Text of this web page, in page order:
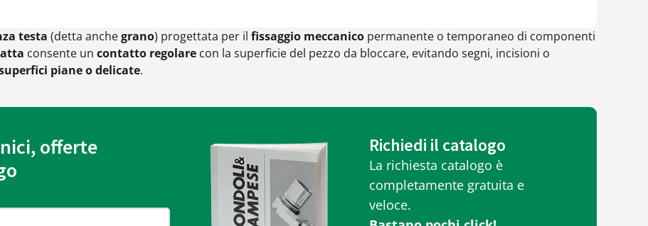
testa (detta anchegrano) progettata per il fissaggio meccanico permanente o temporaneo di componenti
consente un contatto regolare con la superficie del pezzo da bloccare, evitando segni, incisioni o
piane o delicate.
offerte
Richiedi il catalogo
La richiesta catalogo è
completamente gratuita e
veloce.